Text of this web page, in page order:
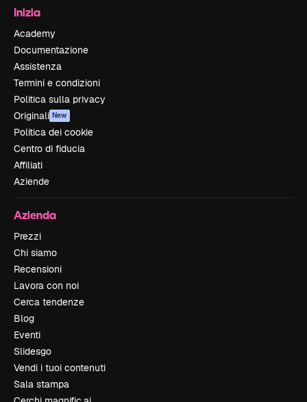
Inizia
Academy
Documentazione
Assistenza
Termini e condizioni
Politica sulla privacy
Originali New
Politica dei cookie
Centro di fiducia
Affiliati
Aziende
Azienda
Prezzi
Chi siamo
Recensioni
Lavora con noi
Cerca tendenze
Blog
Eventi
Slidesgo
Vendi i tuoi contenuti
Sala stampa